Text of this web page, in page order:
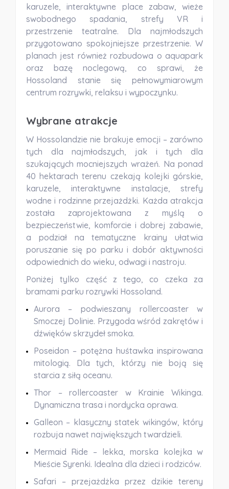
karuzele, interaktywne place zabaw, wieże
swobodnego spadania, strefy VR i
przestrzenie teatralne. Dla najmłodszych
przygotowano spokojniejsze przestrzenie. W
planach jest również rozbudowa oaquapark
oraz bazę noclegową, co sprawi, że
Hossoland stanie się pełnowymiarowym
centrum rozrywki, relaksu i wypoczynku.
Wybrane atrakcje
W Hossolandzie nie brakuje emocji – zarówno
tych dla najmłodszych, jak i tych dla
szukających mocniejszych wrażeń. Na ponad
40 hektarach terenu czekają kolejki górskie,
karuzele, interaktywne instalacje, strefy
wodne i rodzinne przejażdżki. Każda atrakcja
została zaprojektowana z myślą o
bezpieczeństwie, komforcie i dobrej zabawie,
a podział na tematyczne krainy ułatwia
poruszanie się po parku i dobór aktywności
odpowiednich do wieku, odwagi i nastroju.
Poniżej tylko część z tego, co czeka za
bramami parku rozrywki Hossoland.
Aurora – podwieszany rollercoaster w
Smoczej Dolinie. Przygoda wśród zakrętów i
dźwięków skrzydeł smoka.
Poseidon – potężna huśtawka inspirowana
mitologią. Dla tych, którzy nie boją się
starcia z siłą oceanu.
Thor– rollercoaster w Krainie Wikinga.
Dynamiczna trasa i nordycka oprawa.
Galleon – klasyczny statek wikingów, który
rozbuja nawet największych twardzieli.
Mermaid Ride – lekka, morska kolejka w
Mieście Syrenki. Idealna dla dzieci i rodziców.
Safari – przejażdżka przez dzikie tereny